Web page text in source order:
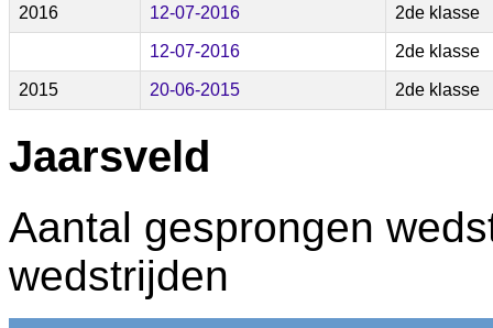
2016 12-07-2016 2de klasse
12-07-2016 2de klasse
2015 20-06-2015 2de klasse
Jaarsveld
Aantal gesprongen
wedstrijden